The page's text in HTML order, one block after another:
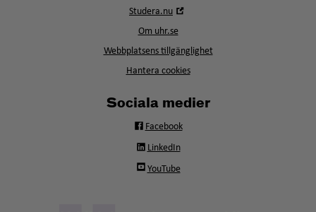
Studera.nu
fönster
Om uhr.se
Webbplatsens tillgänglighet
Hantera cookies
Sociala medier
Facebook
LinkedIn
YouTube